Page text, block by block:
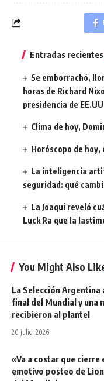
Entradas recientes
Se emborrachó,
horas de Richard
presidencia de
Clima de hoy,
Horóscopo de
La inteligencia
seguridad: qué
La Joaqui reveló
Luck Ra que la
You Might Also
La Selección
final del Mundial y una
recibieron al plantel
20 julio, 2026
«Va a costar que cierre
emotivo posteo de